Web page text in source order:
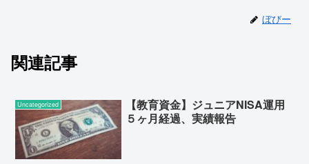
ぼびー
関連記事
Uncategorized
【教育資金】ジュニアNISA運用
５ヶ月経過、実績報告